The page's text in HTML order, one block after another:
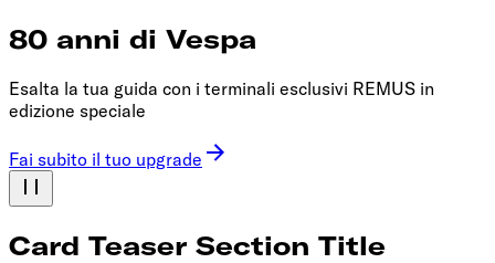
80 anni di Vespa
Esalta la tua guida con i terminali esclusivi REMUS in
edizione speciale
Fai subito il tuo upgrade
Card Teaser Section Title